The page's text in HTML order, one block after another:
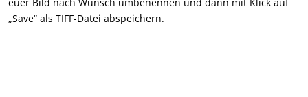
„Save“ als TIFF-Datei abspeichern.